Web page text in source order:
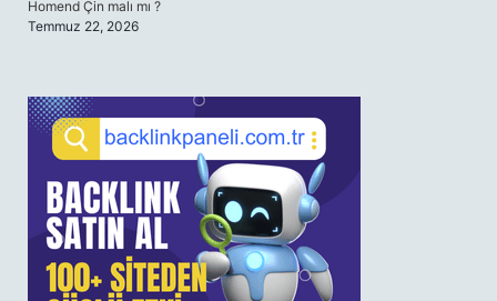
Homend Çin malı mı ?
Temmuz 22, 2026